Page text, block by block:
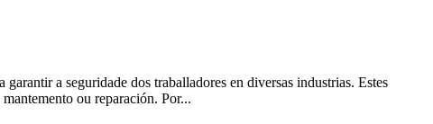
a seguridade dos traballadores en diversas industrias. Estes
ou reparación. Por...